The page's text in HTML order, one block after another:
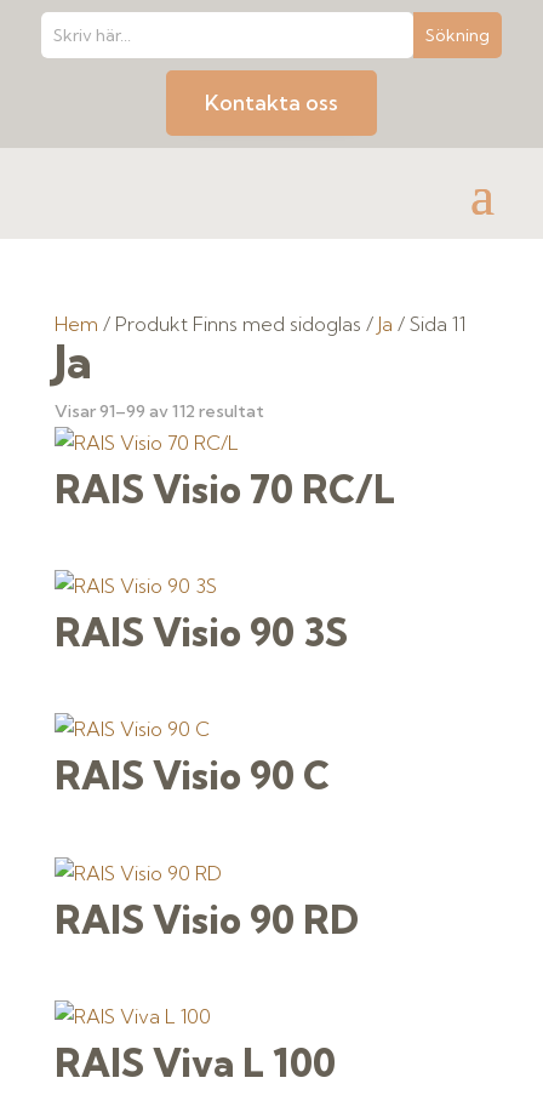
Kontakta oss
Hem / Produkt Finns med sidoglas / Ja / Sida 11
Ja
Visar 91–99 av 112 resultat
RAIS Visio 70 RC/L
RAIS Visio 90 3S
RAIS Visio 90 C
RAIS Visio 90 RD
RAIS Viva L 100